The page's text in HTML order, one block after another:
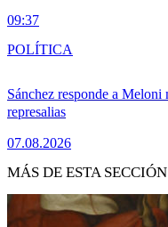
09:37
Sánchez responde a Meloni
represalias
07.08.2026
POLÍTICA
MÁS DE ESTA SECCIÓN